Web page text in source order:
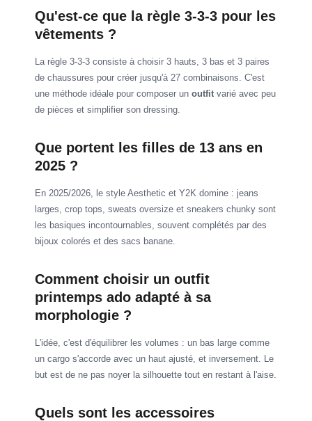
Qu'est-ce que la règle 3-3-3 pour les
vêtements ?
La règle 3-3-3 consiste à choisir 3 hauts, 3 bas et 3 paires
de chaussures pour créer jusqu'à 27 combinaisons. C'est
une méthode idéale pour composer un outfit varié avec peu
de pièces et simplifier son dressing.
Que portent les filles de 13 ans en
2025 ?
En 2025/2026, le style Aesthetic et Y2K domine : jeans
larges, crop tops, sweats oversize et sneakers chunky sont
les basiques incontournables, souvent complétés par des
bijoux colorés et des sacs banane.
Comment choisir un outfit
printemps ado adapté à sa
morphologie ?
L'idée, c'est d'équilibrer les volumes : un bas large comme
un cargo s'accorde avec un haut ajusté, et inversement. Le
but est de ne pas noyer la silhouette tout en restant à l'aise.
Quels sont les accessoires